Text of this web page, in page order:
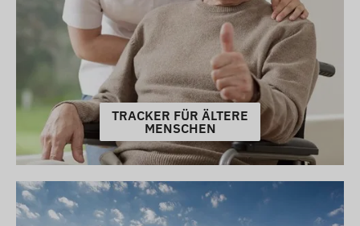
TRACKER FÜR ÄLTERE
MENSCHEN